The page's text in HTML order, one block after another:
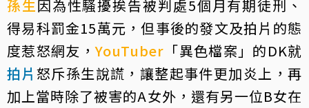
孫生因為性騷擾挨告被判處5個月有期徒刑、
得易科罰金15萬元，但事後的發文及拍片的態
度惹怒網友，YouTuber 「異色檔案」的DK就
拍片 怒斥孫生說謊，讓整起事件更加炎上，再
加上當時除了被害的A女外，還有另一位B女在